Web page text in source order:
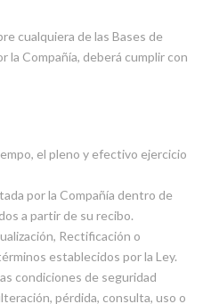
cualquiera de las Bases de
la Compañía, deberá cumplir con
el pleno y efectivo ejercicio
por la Compañía dentro de
a partir de su recibo.
Rectificación o
establecidos por la Ley.
condiciones de seguridad
pérdida, consulta, uso o